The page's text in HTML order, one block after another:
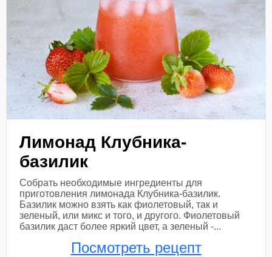
Лимонад Клубника-
базилик
Собрать необходимые ингредиенты для
приготовления лимонада Клубника-базилик.
Базилик можно взять как фиолетовый, так и
зеленый, или микс и того, и другого. Фиолетовый
базилик даст более яркий цвет, а зеленый -...
Посмотреть рецепт